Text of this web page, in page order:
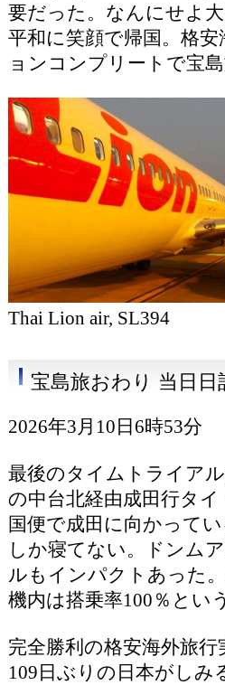
要だった。なんにせよ
平和に笑顔で帰国。格
ョンコンプリートで宝
Thai Lion air, SL394
宝島旅おわり 当日日
2026年3月10日6時53分
最後のタイムトライア
の中台北経由成田行タ
国便で成田に向かって
しか寝てない。ドンム
ルもインパクトあった
機内は搭乗率100％とい
完全勝利の格安海外旅行
109日ぶりの日本がしみ